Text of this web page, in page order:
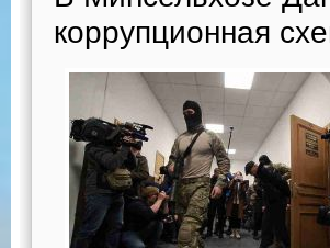
коррупционная